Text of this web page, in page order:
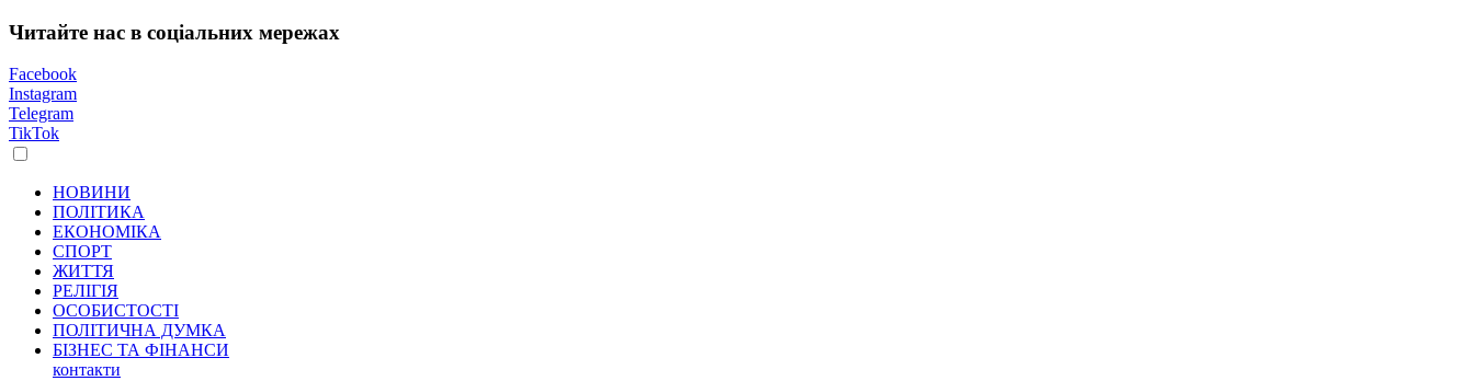
Читайте нас в соціальних мережах
Facebook
Instagram
Telegram
TikTok
НОВИНИ
ПОЛІТИКА
ЕКОНОМІКА
СПОРТ
ЖИТТЯ
РЕЛІГІЯ
ОСОБИСТОСТІ
ПОЛІТИЧНА ДУМКА
БІЗНЕС ТА ФІНАНСИ
контакти